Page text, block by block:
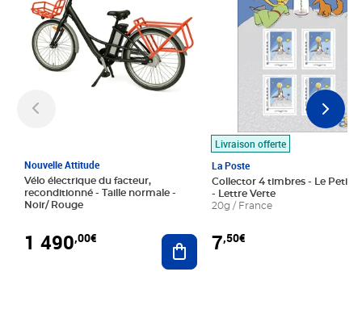
Nouvelle Attitude
Vélo électrique du facteur,
reconditionné - Taille normale -
Noir/ Rouge
1 490,00€ Ajouter au panier
Livraison offerte
La Poste
Collector 4 timbres - Le Petit
- Lettre Verte
20g / France
7,50€